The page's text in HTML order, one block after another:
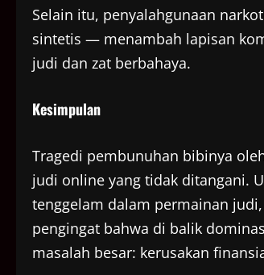
Selain itu, penyalahgunaan
sintetis — menambah lapisan
judi dan zat berbahaya.
Kesimpulan
Tragedi pembunuhan bibinya
judi online yang tidak ditangani.
tenggelam dalam permainan
pengingat bahwa di balik
masalah besar: kerusakan